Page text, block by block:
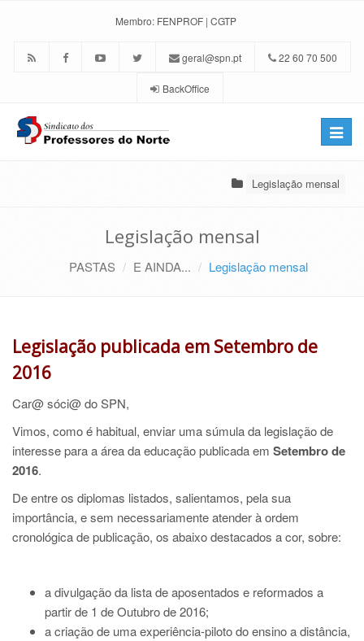
Membro: FENPROF | CGTP
geral@spn.pt 22 60 70 500
BackOffice
Toggle
Legislação mensal
Legislação mensal
PASTAS E AINDA... Legislação mensal
Legislação publicada em Setembro de
2016
Car@ sóci@ do SPN,
Vimos, como é habitual, enviar uma súmula da legislação de
interesse para a área da educação publicada em Setembro de
2016.
De entre os diplomas listados, salientamos, pela sua
importância, e sem necessariamente atender à ordem
cronológica de publicação, os abaixo destacados a cor, sobre:
a divulgação da lista de aposentados e reformados a
partir de 1 de Outubro de 2016;
a criação de uma experiência-piloto do ensino a distância,